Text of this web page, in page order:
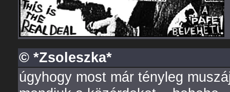
© *Zsoleszka*
úgyhogy most már tényleg